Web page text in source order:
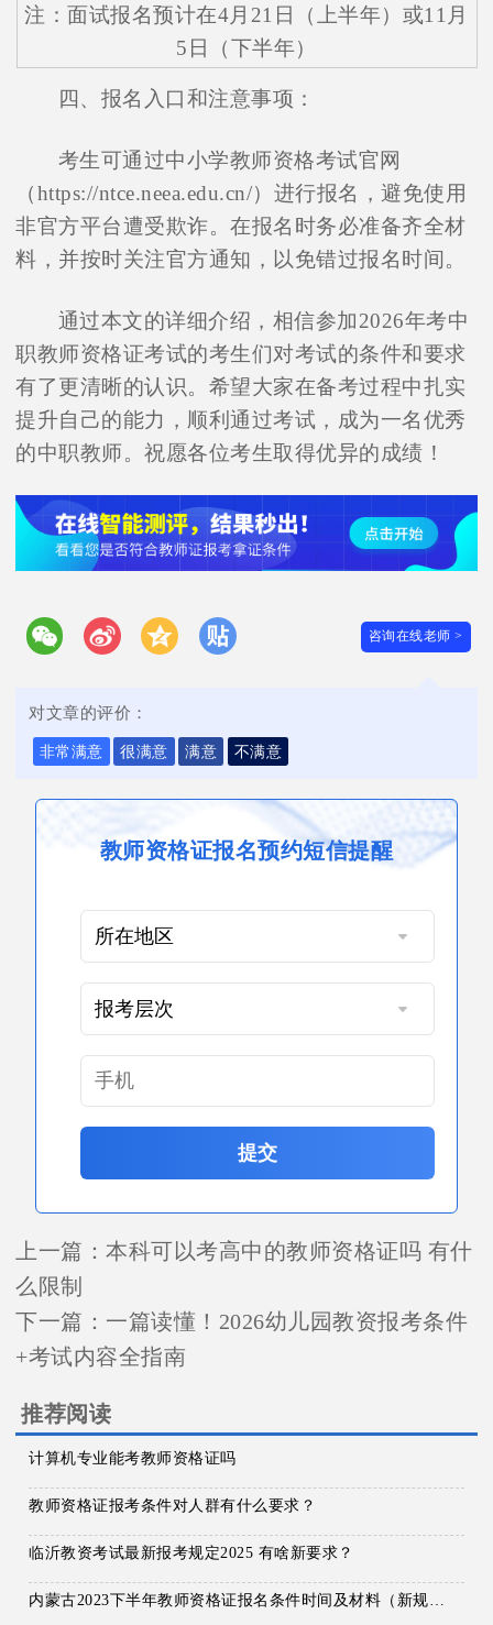
注：面试报名预计在4月21日（上半年）或11月
5日（下半年）
四、报名入口和注意事项：
考生可通过中小学教师资格考试官网
（https://ntce.neea.edu.cn/）进行报名，避免使用
非官方平台遭受欺诈。在报名时务必准备齐全材
料，并按时关注官方通知，以免错过报名时间。
通过本文的详细介绍，相信参加2026年考中
职教师资格证考试的考生们对考试的条件和要求
有了更清晰的认识。希望大家在备考过程中扎实
提升自己的能力，顺利通过考试，成为一名优秀
的中职教师。祝愿各位考生取得优异的成绩！
咨询在线老师 >
对文章的评价：
非常满意 很满意 满意 不满意
教师资格证报名预约短信提醒
提交
上一篇：本科可以考高中的教师资格证吗 有什
么限制
下一篇： 一篇读懂！2026幼儿园教资报考条件
+考试内容全指南
推荐阅读
计算机专业能考教师资格证吗
教师资格证报考条件对人群有什么要求？
临沂教资考试最新报考规定2025 有啥新要求？